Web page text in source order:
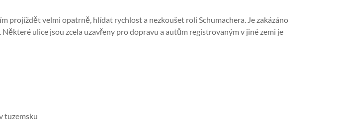
projíždět velmi opatrně, hlídat rychlost a nezkoušet roli Schumachera. Je zakázáno
ulice jsou zcela uzavřeny pro dopravu a autům registrovaným v jiné zemi je
tuzemsku